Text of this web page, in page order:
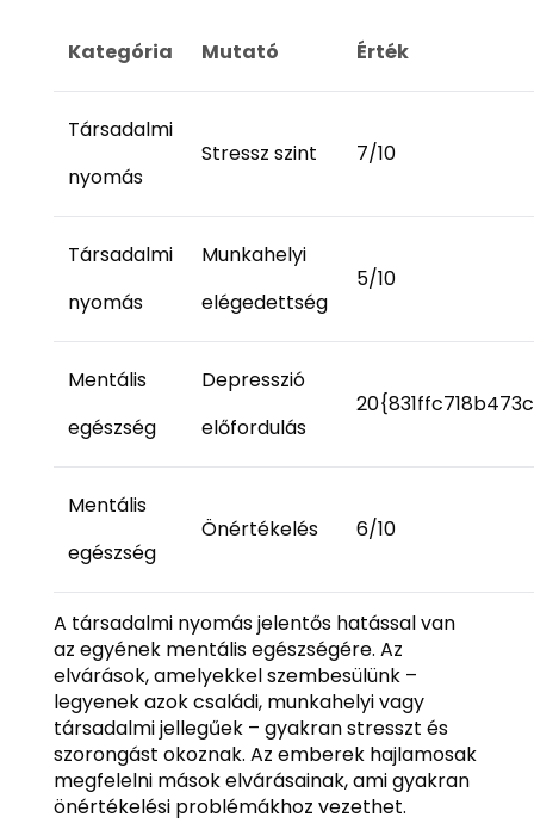
Kategória Mutató Érték
Társadalmi
nyomás
Stressz szint 7/10
Társadalmi
nyomás
Munkahelyi
elégedettség
5/10
Mentális
egészség
Depresszió
előfordulás
Mentális
egészség
Önértékelés 6/10
A társadalmi nyomás jelentős hatással van
az egyének mentális egészségére. Az
elvárások, amelyekkel szembesülünk –
legyenek azok családi, munkahelyi vagy
társadalmi jellegűek – gyakran stresszt és
szorongást okoznak. Az emberek hajlamosak
megfelelni mások elvárásainak, ami gyakran
önértékelési problémákhoz vezethet.